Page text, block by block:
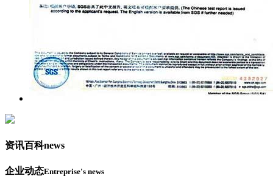
资讯百科news
企业动态Entreprise's news